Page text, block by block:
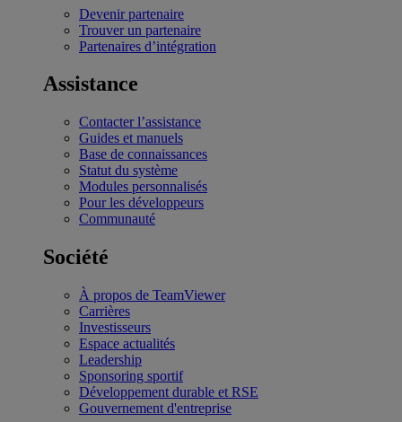
Devenir partenaire
Trouver un partenaire
Partenaires d’intégration
Assistance
Contacter l’assistance
Guides et manuels
Base de connaissances
Statut du système
Modules personnalisés
Pour les développeurs
Communauté
Société
À propos de TeamViewer
Carrières
Investisseurs
Espace actualités
Leadership
Sponsoring sportif
Développement durable et RSE
Gouvernement d'entreprise